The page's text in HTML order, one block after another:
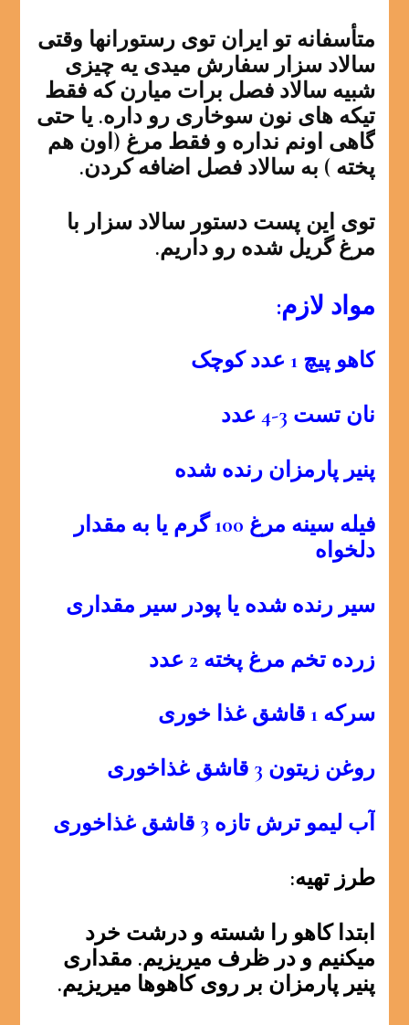
متأسفانه تو ایران توی رستورانها وقتی
سالاد سزار سفارش میدی یه چیزی
شبیه سالاد فصل برات میارن که فقط
تیکه های نون سوخاری رو داره. یا حتی
گاهی اونم نداره و فقط مرغ (اون هم
پخته ) به سالاد فصل اضافه کردن.
توی این پست دستور سالاد سزار با
مرغ گریل شده رو داریم.
مواد لازم:
کاهو پیچ 1 عدد کوچک
نان تست 3-4 عدد
پنیر پارمزان رنده شده
فیله سینه مرغ 100 گرم یا به مقدار
دلخواه
سیر رنده شده یا پودر سیر مقداری
زرده تخم مرغ پخته 2 عدد
سرکه 1 قاشق غذا خوری
روغن زیتون 3 قاشق غذاخوری
آب لیمو ترش تازه 3 قاشق غذاخوری
طرز تهیه:
ابتدا کاهو را شسته و درشت خرد
میکنیم و در ظرف میریزیم. مقداری
پنیر پارمزان بر روی کاهوها میریزیم.